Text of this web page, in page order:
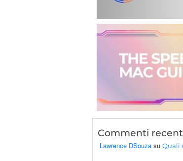
Commenti
Lawrence DSouza su Quali